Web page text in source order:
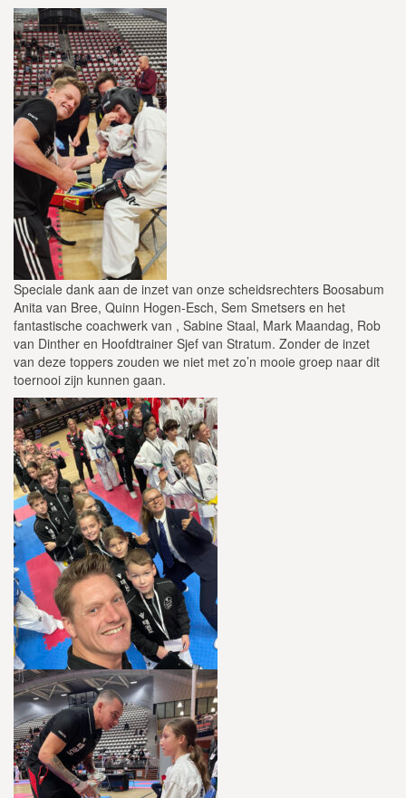
Speciale dank aan de inzet van onze scheidsrechters Boosabum
Anita van Bree, Quinn Hogen-Esch, Sem Smetsers en het
fantastische coachwerk van , Sabine Staal, Mark Maandag, Rob
van Dinther en Hoofdtrainer Sjef van Stratum. Zonder de inzet
van deze toppers zouden we niet met zo’n mooie groep naar dit
toernooi zijn kunnen gaan.